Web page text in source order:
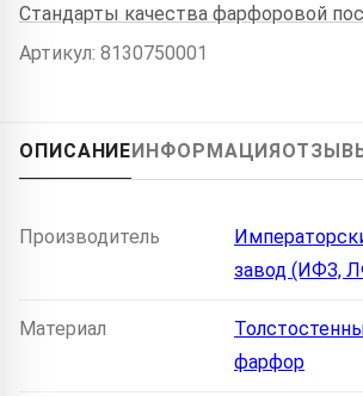
Стандарты качества фарфоровой
Артикул: 8130750001
ОПИСАНИЕИНФОРМАЦИЯ
Производитель
завод (ИФЗ,
Материал
фарфор